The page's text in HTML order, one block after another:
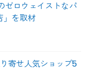
ゼロウェイストなパ
」を取材
寄せ人気ショップ5